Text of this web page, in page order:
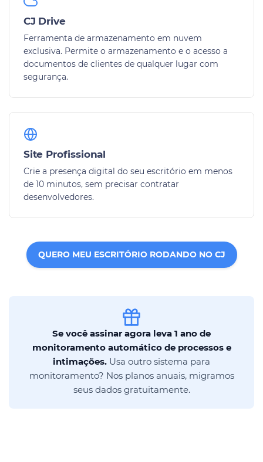
CJ Drive
Ferramenta de armazenamento em nuvem
exclusiva. Permite o armazenamento e o acesso a
documentos de clientes de qualquer lugar com
segurança.
Site Profissional
Crie a presença digital do seu escritório em menos
de 10 minutos, sem precisar contratar
desenvolvedores.
QUERO MEU ESCRITÓRIO RODANDO NO CJ
Se você assinar agora leva 1 ano de
monitoramento automático de processos e
intimações. Usa outro sistema para
monitoramento? Nos planos anuais, migramos
seus dados gratuitamente.